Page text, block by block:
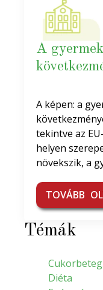
A
A képen: a
tekintve az
helyen
növekszik, a
TOVÁBB
Témák
Diéta